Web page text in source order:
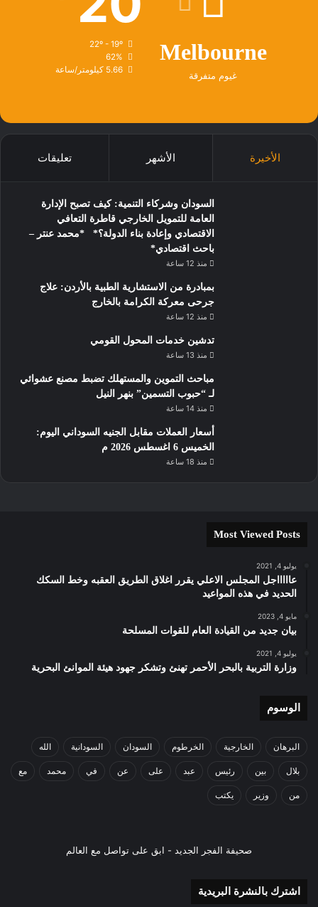
Melbourne
غيوم متفرقة
22º - 19º
62%
5.66 كيلومتر/ساعة
الأخيرة الأشهر تعليقات
السودان وشركاء التنمية: كيف تصبح الإدارة
العامة للتمويل الخارجي قاطرة التعافي
الاقتصادي وإعادة بناء الدولة؟* *محمد عنتر –
باحث اقتصادي*
منذ 12 ساعة
بمبادرة من الاستشارية الطبية بالأردن: علاج
جرحى معركة الكرامة بالخارج
منذ 12 ساعة
تدشين خدمات المحول القومي
منذ 13 ساعة
مباحث التموين والمستهلك تضبط مصنع عشوائي
لـ “حبوب التسمين” بنهر النيل
منذ 14 ساعة
أسعار العملات مقابل الجنيه السوداني اليوم:
الخميس 6 اغسطس 2026 م
منذ 18 ساعة
Most Viewed Posts
يوليو 4, 2021
عاااااجل المجلس الاعلي يقرر اغلاق الطريق العقبه وخط السكك
الحديد في هذه المواعيد
مايو 4, 2023
بيان جديد من القيادة العام للقوات المسلحة
يوليو 4, 2021
وزارة التربية بالبحر الأحمر تهنئ وتشكر جهود هيئة الموانئ البحرية
الوسوم
البرهان الخارجية الخرطوم السودان السودانية الله
بلال بين رئيس عبد على عن في محمد مع
من وزير يكتب
صحيفة الفجر الجديد - ابق على تواصل مع العالم
اشترك بالنشرة البريدية